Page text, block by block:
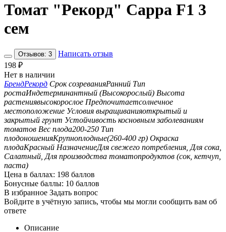
Томат "Рекорд" Сарра F1 3
сем
Отзывов: 3
Написать отзыв
198 ₽
Нет в наличии
БрендРекорд Срок созреванияРанний Тип
ростаИндетерминантный (Высокорослый) Высота
растениявысокорослое Предпочитаетсолнечное
местоположение Условия выращиванияоткрытый и
закрытый грунт Устойчивость косновным заболеваниям
томатов Вес плода200-250 Тип
плодоношенияКрупноплодные(260-400 гр) Окраска
плодаКрасный НазначениеДля свежего потребления, Для сока,
Салатный, Для производства томатопродуктов (сок, кетчуп,
паста)
Цена в баллах: 198 баллов
Бонусные баллы: 10 баллов
В избранное Задать вопрос
Войдите в учётную запись, чтобы мы могли сообщить вам об
ответе
Описание